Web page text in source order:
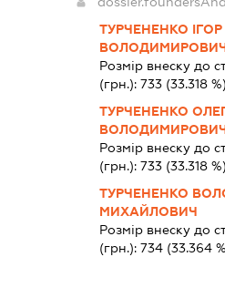
ТУРЧЕНЕНКО ІГОР
Розмір внеску до
(грн.):733 (33.318 %)
ТУРЧЕНЕНКО
Розмір внеску до
(грн.):733 (33.318 %)
ТУРЧЕНЕНКО
МИХАЙЛОВИЧ
Розмір внеску до
(грн.):734 (33.364